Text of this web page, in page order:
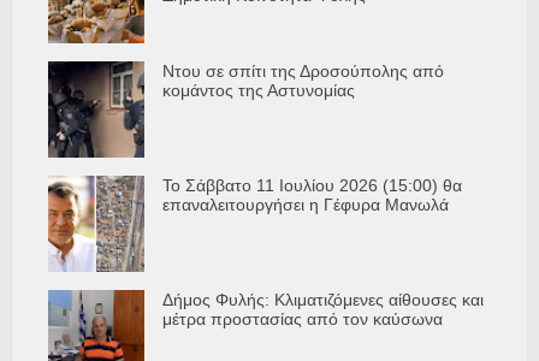
Ντου σε σπίτι της Δροσούπολης από
κομάντος της Αστυνομίας
Το Σάββατο 11 Ιουλίου 2026 (15:00) θα
επαναλειτουργήσει η Γέφυρα Μανωλά
Δήμος Φυλής: Κλιματιζόμενες αίθουσες και
μέτρα προστασίας από τον καύσωνα